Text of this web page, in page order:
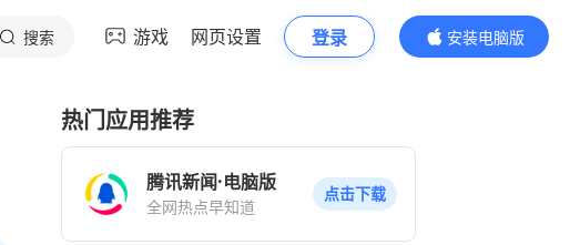
搜索 游戏 网页设置 登录
安装电脑版
内容更精彩
热门应用推荐
腾讯新闻·电脑版
全网热点早知道
点击下载